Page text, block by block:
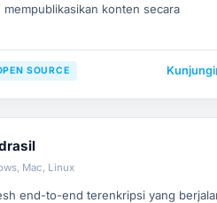
mempublikasikan konten secara
SOURCE Kunjungi
Mac, Linux
end-to-end terenkripsi yang